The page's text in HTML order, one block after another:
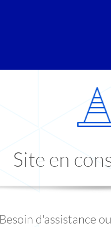
Site en
Besoin d'assistance